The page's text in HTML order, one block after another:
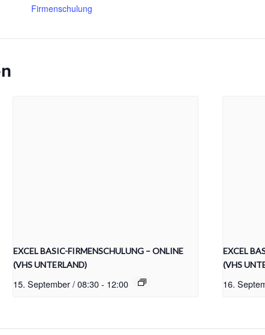
Firmenschulung
EXCEL BASIC-FIRMENSCHULUNG – ONLINE
(VHS UNTERLAND)
15. September / 08:30 - 12:00
EXCEL
(VHS
16.